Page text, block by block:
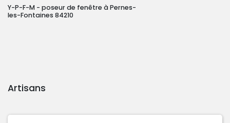
Y-P-F-M - poseur de fenêtre à Pernes-
les-Fontaines 84210
Artisans